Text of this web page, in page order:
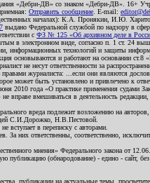
«Дебри-ДВ» со знаком «Дебри-ДВ».
Отправить сообщение . E-mail:
общественных началах): К.А. Пронякин,
выдано Федеральной службой по надзору в
с ФЗ № 125 «Об архивном деле в
в электронном виде, согласно п. 1 ст. 24
информационных технологий и защиты
основываются и работают на основании
не несут ответственности за
журналиста: ...если они являются
может быть установлено и привлечено к
года «О практике применения судами
вмешиваться в деятельность
вреда подлежит возложению на
С.И.Дорожко, Н.В.Пестовой.
вступает в переписку с авторами.
За них ответственны, соответственно,
мнения» Федерального закона от
публикацию (обнародование) - едино - сайт, без
публикации на актуальные темы,